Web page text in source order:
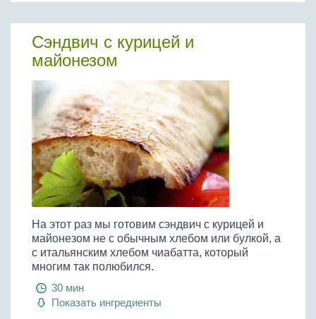
Сэндвич с курицей и
майонезом
На этот раз мы готовим сэндвич с курицей и
майонезом не с обычным хлебом или булкой, а
с итальянским хлебом чиабатта, который
многим так полюбился.
30 мин
Показать ингредиенты